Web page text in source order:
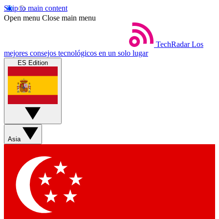
Skip to main content
Open menu Close main menu
TechRadar Los
mejores consejos tecnológicos en un solo lugar
ES Edition
Asia